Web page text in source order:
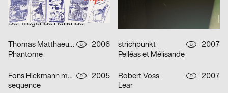
strichpunkt D
2007
Der fliegende Holländer
2005
Thomas Matthaeus Müller D
2006
Phantome
strichpunkt D
2007
Pelléas et Mélisande
Fons Hickmann m23 D
2005
sequence
Robert Voss D
2007
Lear